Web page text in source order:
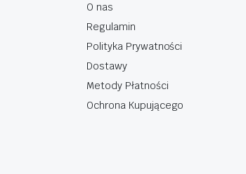
O nas
Regulamin
Polityka Prywatności
Dostawy
Metody Płatności
Ochrona Kupującego